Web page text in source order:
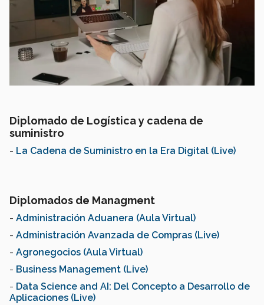
Diplomado de Logística y cadena de
suministro
- La Cadena de Suministro en la Era Digital (Live)
Diplomados de Managment
- Administración Aduanera (Aula Virtual)
- Administración Avanzada de Compras (Live)
- Agronegocios (Aula Virtual)
- Business Management (Live)
- Data Science and AI: Del Concepto a Desarrollo de
Aplicaciones (Live)